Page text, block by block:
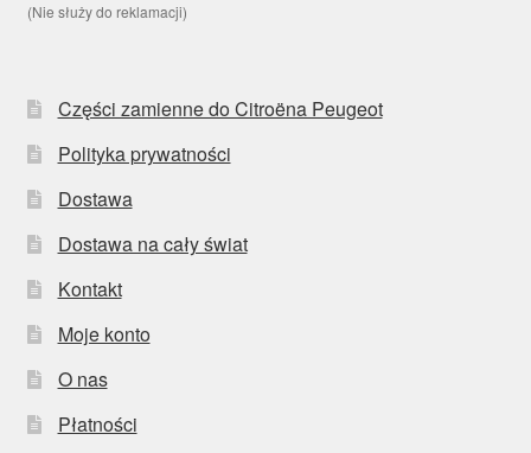
(Nie służy do reklamacji)
Części zamienne do Citroëna Peugeot
Polityka prywatności
Dostawa
Dostawa na cały świat
Kontakt
Moje konto
O nas
Płatności